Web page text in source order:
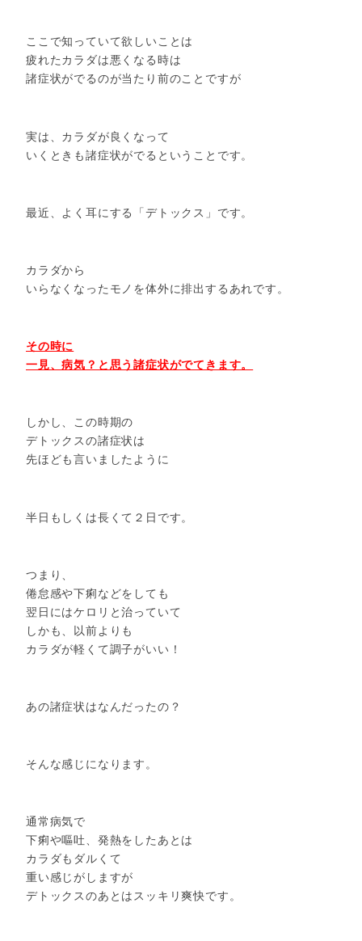
ここで知っていて欲しいことは
疲れたカラダは悪くなる時は
諸症状がでるのが当たり前のことですが
実は、カラダが良くなって
いくときも諸症状がでるということです。
最近、よく耳にする「デトックス」です。
カラダから
いらなくなったモノを体外に排出するあれです。
その時に
一見、病気？と思う諸症状がでてきます。
しかし、この時期の
デトックスの諸症状は
先ほども言いましたように
半日もしくは長くて２日です。
つまり、
倦怠感や下痢などをしても
翌日にはケロリと治っていて
しかも、以前よりも
カラダが軽くて調子がいい！
あの諸症状はなんだったの？
そんな感じになります。
通常病気で
下痢や嘔吐、発熱をしたあとは
カラダもダルくて
重い感じがしますが
デトックスのあとはスッキリ爽快です。